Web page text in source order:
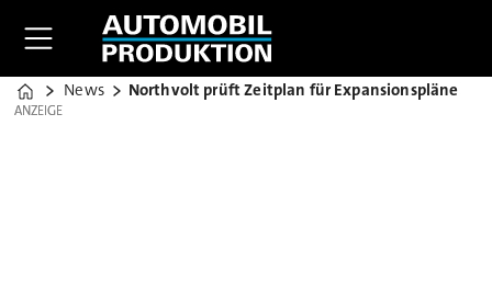
Home
News Northvolt prüft Zeitplan für Expansionspläne
ANZEIGE
ANZEIGE